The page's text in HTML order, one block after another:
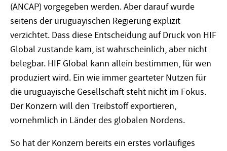
(ANCAP) vorgegeben werden. Aber darauf wurde
seitens der uruguayischen Regierung explizit
verzichtet. Dass diese Entscheidung auf Druck von HIF
Global zustande kam, ist wahrscheinlich, aber nicht
belegbar. HIF Global kann allein bestimmen, für wen
produziert wird. Ein wie immer gearteter Nutzen für
die uruguayische Gesellschaft steht nicht im Fokus.
Der Konzern will den Treibstoff exportieren,
vornehmlich in Länder des globalen Nordens.
So hat der Konzern bereits ein erstes vorläufiges